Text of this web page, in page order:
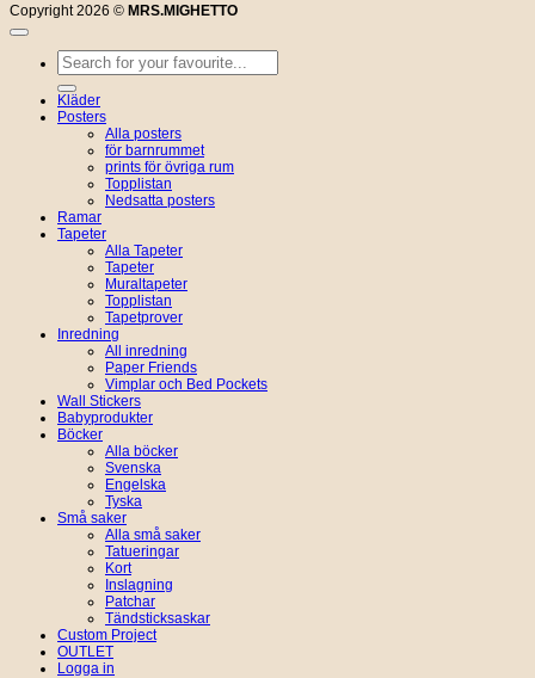
Copyright 2026 © MRS.MIGHETTO
Sök
efter:
Kläder
Posters
Alla posters
för barnrummet
prints för övriga rum
Topplistan
Nedsatta posters
Ramar
Tapeter
Alla Tapeter
Tapeter
Muraltapeter
Topplistan
Tapetprover
Inredning
All inredning
Paper Friends
Vimplar och Bed Pockets
Wall Stickers
Babyprodukter
Böcker
Alla böcker
Svenska
Engelska
Tyska
Små saker
Alla små saker
Tatueringar
Kort
Inslagning
Patchar
Tändsticksaskar
Custom Project
OUTLET
Logga in